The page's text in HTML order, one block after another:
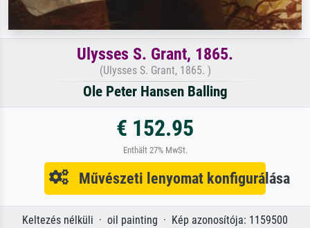
Ulysses S. Grant, 1865.
(Ulysses S. Grant, 1865. )
Ole Peter Hansen Balling
€ 152.95
Enthält 27% MwSt.
Művészeti lenyomat konfigurálása
Keltezés nélküli · oil painting · Kép azonosítója: 1159500